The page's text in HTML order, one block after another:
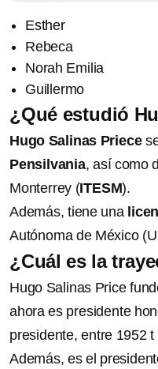
Esther
Rebeca
Norah Emilia
Guillermo
¿Qué estudió
Hugo Salinas Priece
Pensilvania, así como
Monterrey (ITESM).
Además, tiene una
Autónoma de México
¿Cuál es la
Hugo Salinas Price
ahora es presidente
presidente, entre 1952 t
Además, es el